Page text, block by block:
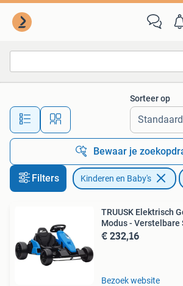
Alle afstanden…
Sorteer op
Bewaar je
Filters Kinderen en Baby's
TRUUSK Elektrisch
Modus - Verstelbare
€ 232,16
Bezoek website